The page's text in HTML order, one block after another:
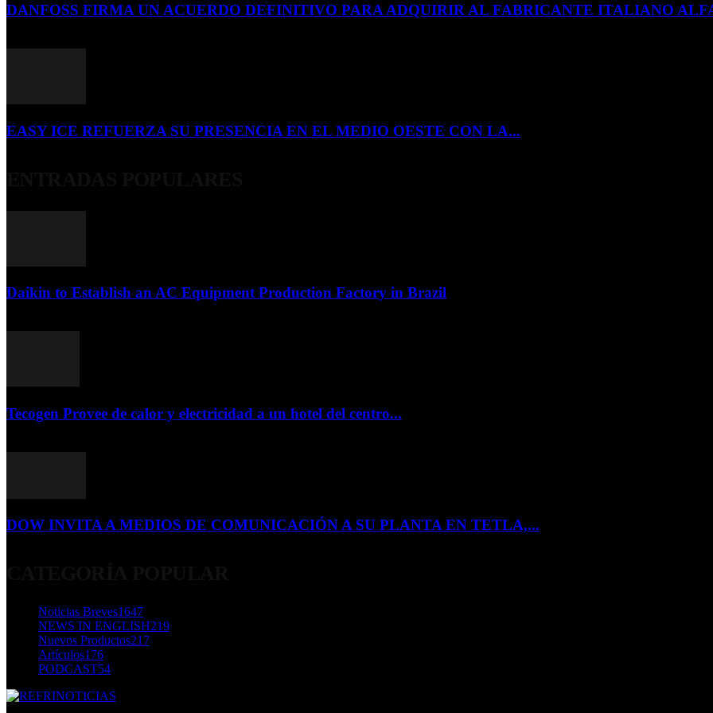
DANFOSS FIRMA UN ACUERDO DEFINITIVO PARA ADQUIRIR AL FABRICANTE ITALIANO
EASY ICE REFUERZA SU PRESENCIA EN EL MEDIO OESTE CON LA...
Daikin to Establish an AC Equipment Production Factory in Brazil
Tecogen Provee de calor y electricidad a un hotel del centro...
DOW INVITA A MEDIOS DE COMUNICACIÓN A SU PLANTA EN TETLA,...
Noticias Breves1647
NEWS IN ENGLISH219
Nuevos Productos217
Artículos176
PODCAST54